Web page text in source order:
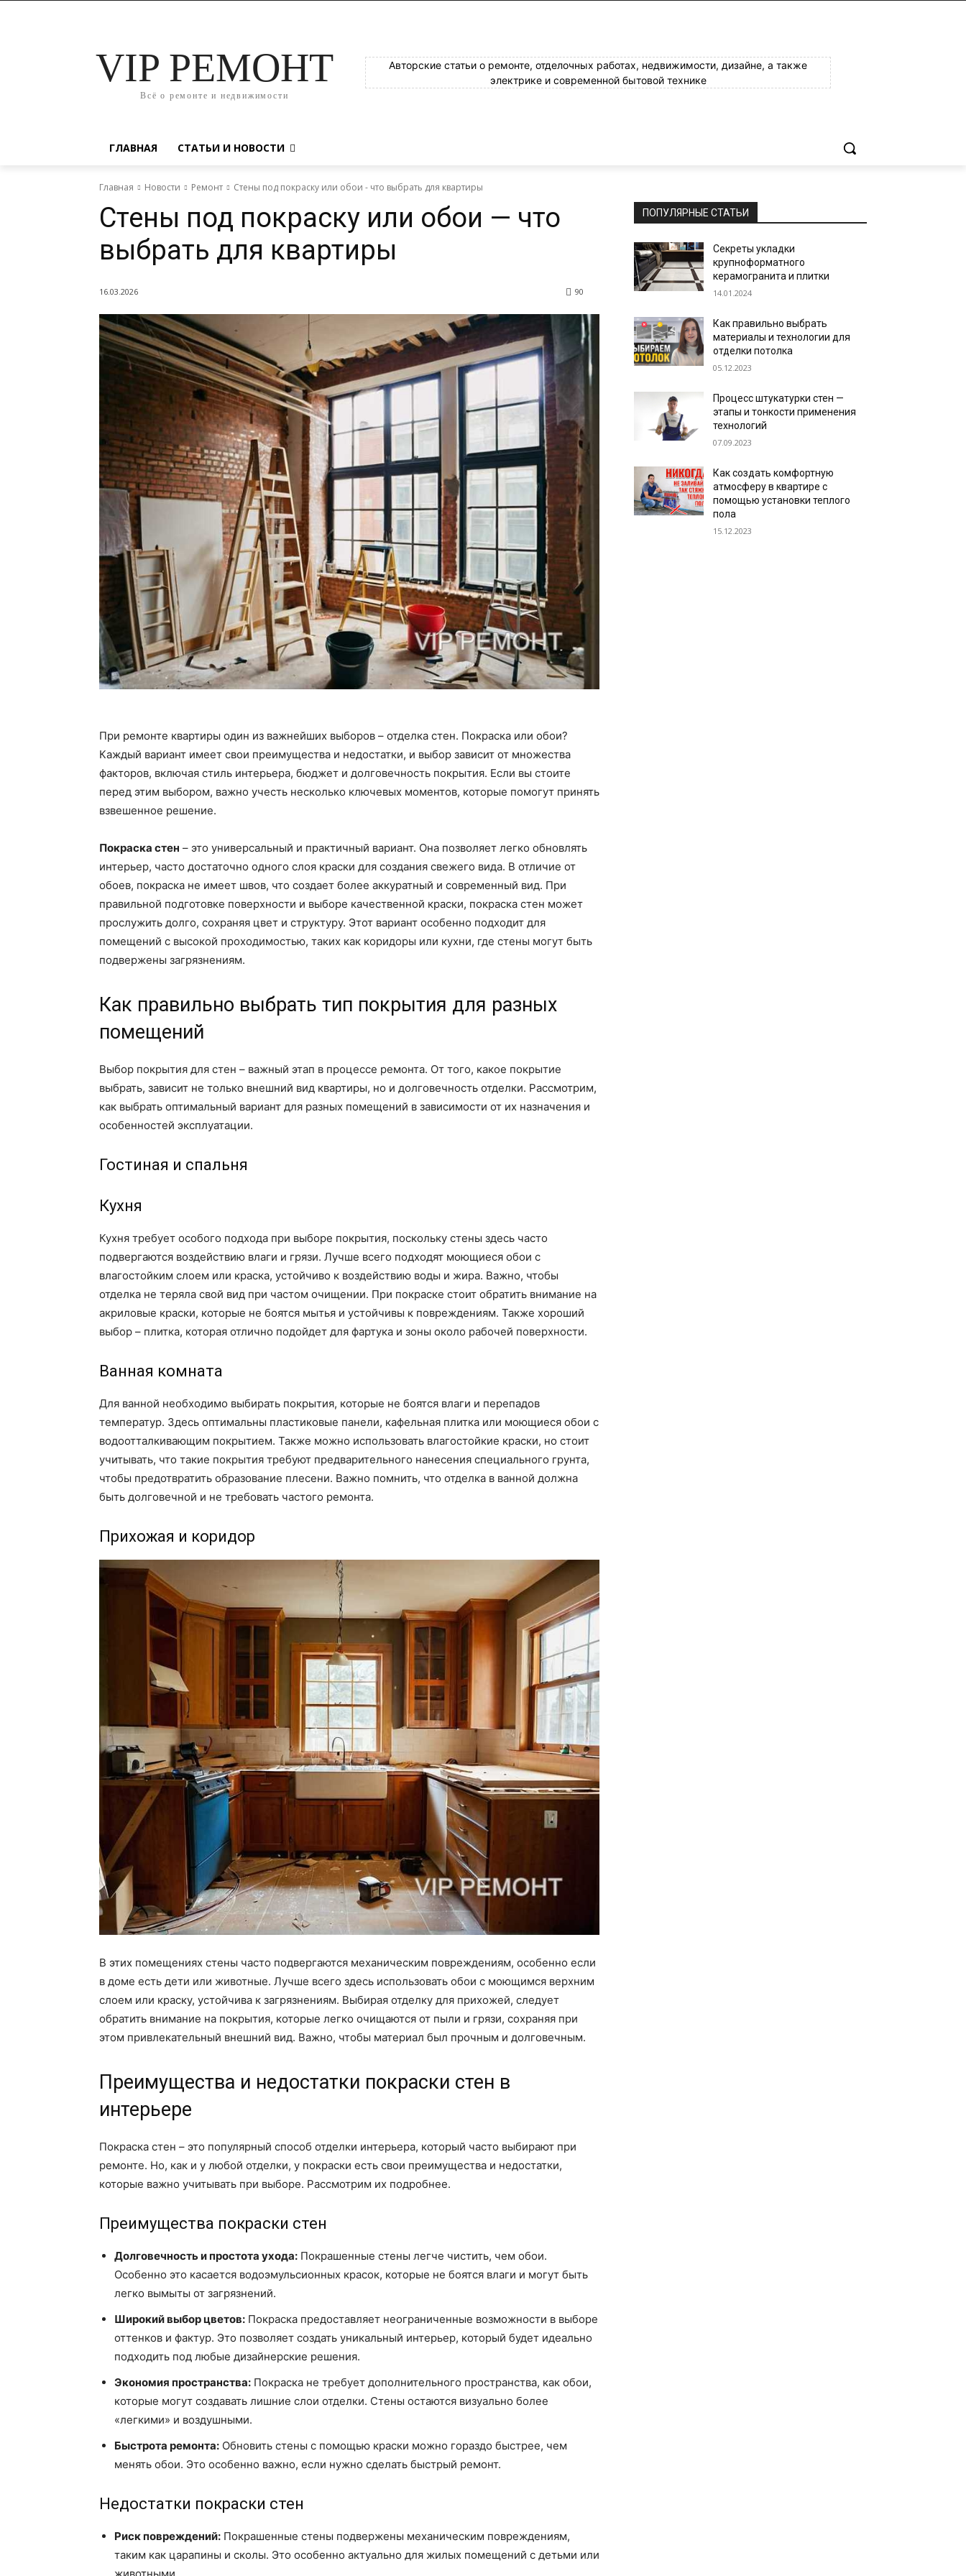
VIP РЕМОНТ
Всё о ремонте и недвижимости
Авторские статьи о ремонте, отделочных работах, недвижимости, дизайне, а также
электрике и современной бытовой технике
ГЛАВНАЯ СТАТЬИ И НОВОСТИ
Главная Новости Ремонт Стены под покраску или обои - что выбрать для квартиры
Стены под покраску или обои — что
выбрать для квартиры
16.03.2026 90
При ремонте квартиры один из важнейших выборов – отделка стен. Покраска или обои?
Каждый вариант имеет свои преимущества и недостатки, и выбор зависит от множества
факторов, включая стиль интерьера, бюджет и долговечность покрытия. Если вы стоите
перед этим выбором, важно учесть несколько ключевых моментов, которые помогут принять
взвешенное решение.
Покраска стен – это универсальный и практичный вариант. Она позволяет легко обновлять
интерьер, часто достаточно одного слоя краски для создания свежего вида. В отличие от
обоев, покраска не имеет швов, что создает более аккуратный и современный вид. При
правильной подготовке поверхности и выборе качественной краски, покраска стен может
прослужить долго, сохраняя цвет и структуру. Этот вариант особенно подходит для
помещений с высокой проходимостью, таких как коридоры или кухни, где стены могут быть
подвержены загрязнениям.
Как правильно выбрать тип покрытия для разных
помещений
Выбор покрытия для стен – важный этап в процессе ремонта. От того, какое покрытие
выбрать, зависит не только внешний вид квартиры, но и долговечность отделки. Рассмотрим,
как выбрать оптимальный вариант для разных помещений в зависимости от их назначения и
особенностей эксплуатации.
Гостиная и спальня
Кухня
Кухня требует особого подхода при выборе покрытия, поскольку стены здесь часто
подвергаются воздействию влаги и грязи. Лучше всего подходят моющиеся обои с
влагостойким слоем или краска, устойчиво к воздействию воды и жира. Важно, чтобы
отделка не теряла свой вид при частом очищении. При покраске стоит обратить внимание на
акриловые краски, которые не боятся мытья и устойчивы к повреждениям. Также хороший
выбор – плитка, которая отлично подойдет для фартука и зоны около рабочей поверхности.
Ванная комната
Для ванной необходимо выбирать покрытия, которые не боятся влаги и перепадов
температур. Здесь оптимальны пластиковые панели, кафельная плитка или моющиеся обои с
водоотталкивающим покрытием. Также можно использовать влагостойкие краски, но стоит
учитывать, что такие покрытия требуют предварительного нанесения специального грунта,
чтобы предотвратить образование плесени. Важно помнить, что отделка в ванной должна
быть долговечной и не требовать частого ремонта.
Прихожая и коридор
В этих помещениях стены часто подвергаются механическим повреждениям, особенно если
в доме есть дети или животные. Лучше всего здесь использовать обои с моющимся верхним
слоем или краску, устойчива к загрязнениям. Выбирая отделку для прихожей, следует
обратить внимание на покрытия, которые легко очищаются от пыли и грязи, сохраняя при
этом привлекательный внешний вид. Важно, чтобы материал был прочным и долговечным.
Преимущества и недостатки покраски стен в
интерьере
Покраска стен – это популярный способ отделки интерьера, который часто выбирают при
ремонте. Но, как и у любой отделки, у покраски есть свои преимущества и недостатки,
которые важно учитывать при выборе. Рассмотрим их подробнее.
Преимущества покраски стен
Долговечность и простота ухода: Покрашенные стены легче чистить, чем обои.
Особенно это касается водоэмульсионных красок, которые не боятся влаги и могут быть
легко вымыты от загрязнений.
Широкий выбор цветов: Покраска предоставляет неограниченные возможности в выборе
оттенков и фактур. Это позволяет создать уникальный интерьер, который будет идеально
подходить под любые дизайнерские решения.
Экономия пространства: Покраска не требует дополнительного пространства, как обои,
которые могут создавать лишние слои отделки. Стены остаются визуально более
«легкими» и воздушными.
Быстрота ремонта: Обновить стены с помощью краски можно гораздо быстрее, чем
менять обои. Это особенно важно, если нужно сделать быстрый ремонт.
Недостатки покраски стен
Риск повреждений: Покрашенные стены подвержены механическим повреждениям,
таким как царапины и сколы. Это особенно актуально для жилых помещений с детьми или
ПОПУЛЯРНЫЕ СТАТЬИ
Секреты укладки
крупноформатного
керамогранита и плитки
14.01.2024
Как правильно выбрать
материалы и технологии для
отделки потолка
05.12.2023
Процесс штукатурки стен —
этапы и тонкости применения
технологий
07.09.2023
Как создать комфортную
атмосферу в квартире с
помощью установки теплого
пола
15.12.2023